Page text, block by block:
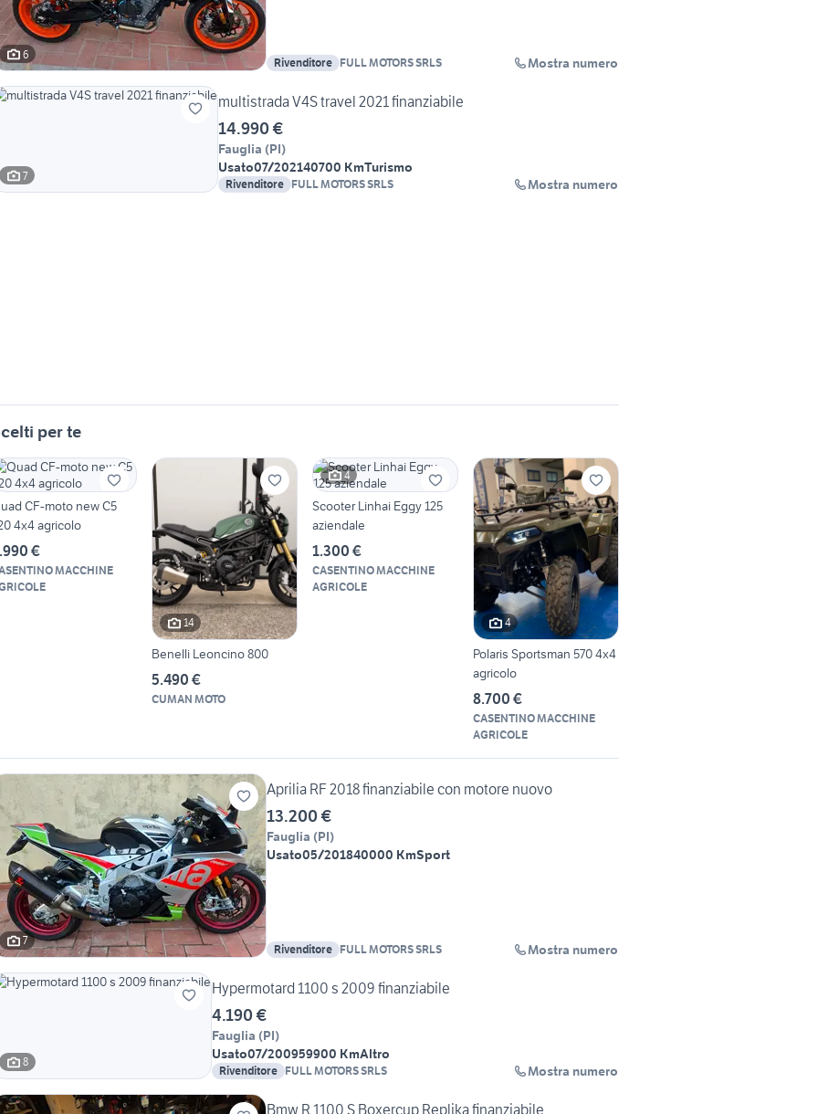
6
Rivenditore FULL MOTORS SRLS Mostra numero
7
multistrada V4S travel 2021 finanziabile
14.990 €
Fauglia (PI)
Usato07/202140700 KmTurismo
Rivenditore FULL MOTORS SRLS Mostra numero
per te
CF-moto new C5
4x4 agricolo
€
MACCHINE
14
Benelli Leoncino 800
5.490 €
CUMAN MOTO
4
Scooter Linhai Eggy 125
aziendale
1.300 €
CASENTINO MACCHINE
AGRICOLE
4
Polaris Sportsman 570 4x4
agricolo
8.700 €
CASENTINO MACCHINE
AGRICOLE
7
Aprilia RF 2018 finanziabile con motore nuovo
13.200 €
Fauglia (PI)
Usato05/201840000 KmSport
Rivenditore FULL MOTORS SRLS Mostra numero
8
Hypermotard 1100 s 2009 finanziabile
4.190 €
Fauglia (PI)
Usato07/200959900 KmAltro
Rivenditore FULL MOTORS SRLS Mostra numero
Bmw R 1100 S Boxercup Replika finanziabile